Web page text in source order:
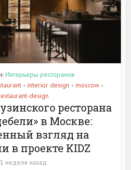
Интерьеры ресторанов
• interior design • moscow •
design
ресторана
в Москве:
взгляд на
в проекте KIDZ
1 неделя назад